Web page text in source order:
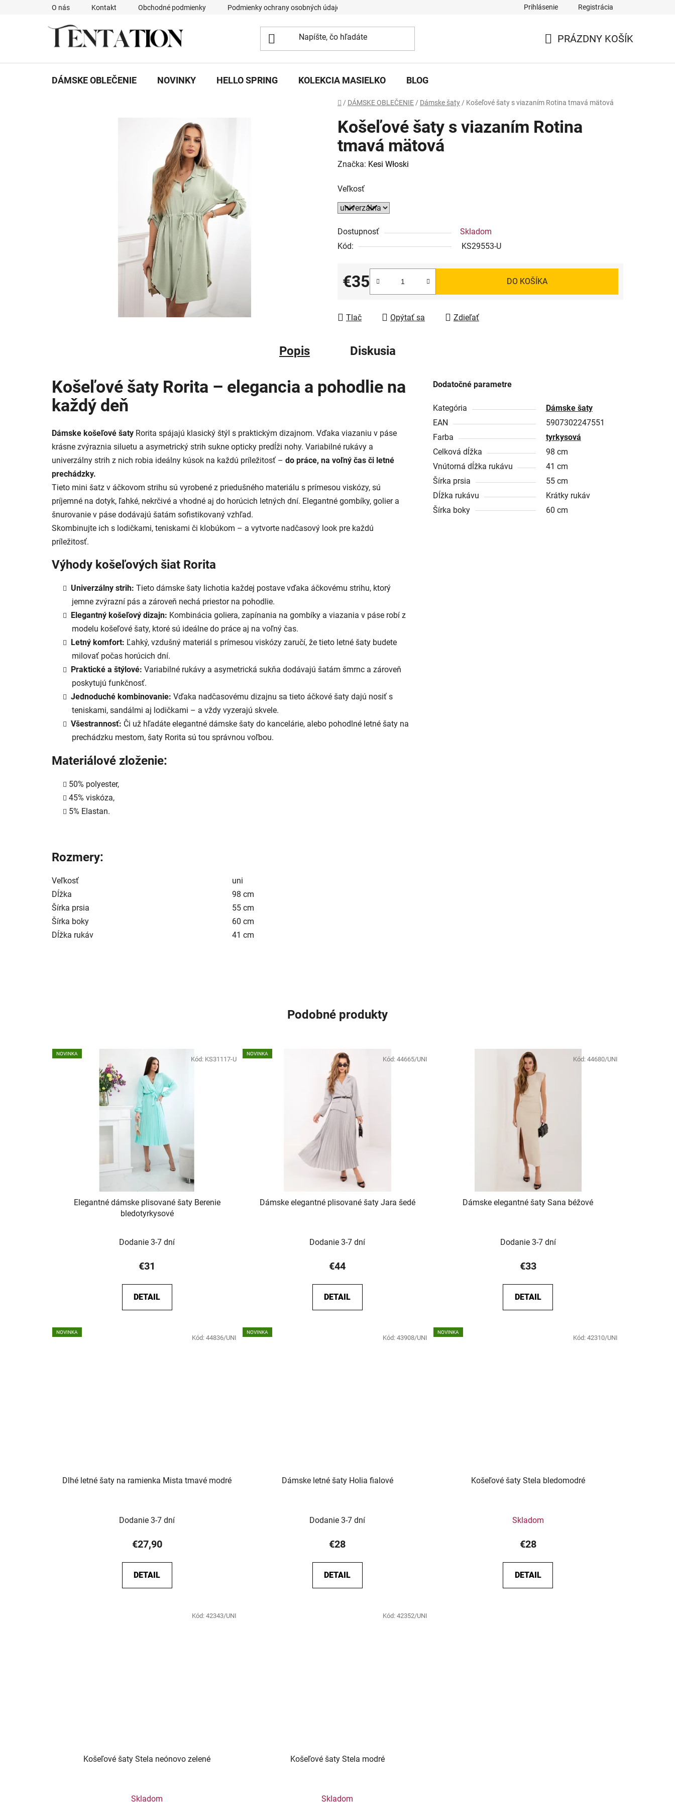
O nás Kontakt Obchodné podmienky Podmienky ochrany osobných údajov Prihlásenie Registrácia
PRÁZDNY KOŠÍK
DÁMSKE OBLEČENIE NOVINKY HELLO SPRING KOLEKCIA MASIELKO BLOG
Domov
/ DÁMSKE OBLEČENIE / Dámske šaty / Košeľové šaty s viazaním Rotina tmavá mätová
Košeľové šaty s viazaním Rotina
tmavá mätová
Značka: Kesi Włoski
Veľkosť
Dostupnosť
Skladom
Kód:
KS29553-U
€35
Jednotková cena:
DO KOŠÍKA
Tlač Opýtať sa Zdieľať
Popis Diskusia
Košeľové šaty Rorita – elegancia a pohodlie na
každý deň
Dámske košeľové šaty Rorita spájajú klasický štýl s praktickým dizajnom. Vďaka viazaniu v páse
krásne zvýraznia siluetu a asymetrický strih sukne opticky predĺži nohy. Variabilné rukávy a
univerzálny strih z nich robia ideálny kúsok na každú príležitosť – do práce, na voľný čas či letné
prechádzky.
Tieto mini šatz v áčkovom strihu sú vyrobené z priedušného materiálu s prímesou viskózy, sú
príjemné na dotyk, ľahké, nekrčivé a vhodné aj do horúcich letných dní. Elegantné gombíky, golier a
šnurovanie v páse dodávajú šatám sofistikovaný vzhľad.
Skombinujte ich s lodičkami, teniskami či klobúkom – a vytvorte nadčasový look pre každú
príležitosť.
Výhody košeľových šiat Rorita
Univerzálny strih: Tieto dámske šaty lichotia každej postave vďaka áčkovému strihu, ktorý
jemne zvýrazní pás a zároveň nechá priestor na pohodlie.
Elegantný košeľový dizajn: Kombinácia goliera, zapínania na gombíky a viazania v páse robí z
modelu košeľové šaty, ktoré sú ideálne do práce aj na voľný čas.
Letný komfort: Ľahký, vzdušný materiál s prímesou viskózy zaručí, že tieto letné šaty budete
milovať počas horúcich dní.
Praktické a štýlové: Variabilné rukávy a asymetrická sukňa dodávajú šatám šmrnc a zároveň
poskytujú funkčnosť.
Jednoduché kombinovanie: Vďaka nadčasovému dizajnu sa tieto áčkové šaty dajú nosiť s
teniskami, sandálmi aj lodičkami – a vždy vyzerajú skvele.
Všestrannosť: Či už hľadáte elegantné dámske šaty do kancelárie, alebo pohodlné letné šaty na
prechádzku mestom, šaty Rorita sú tou správnou voľbou.
Materiálové zloženie:
50% polyester,
45% viskóza,
5% Elastan.
Rozmery:
Veľkosť
uni
Dĺžka
98 cm
Šírka prsia
55 cm
Šírka boky
60 cm
Dĺžka rukáv
41 cm
Dodatočné parametre
Kategória
Dámske šaty
EAN
5907302247551
Farba
tyrkysová
Celková dĺžka
98 cm
Vnútorná dĺžka rukávu
41 cm
Šírka prsia
55 cm
Dĺžka rukávu
Krátky rukáv
Šírka boky
60 cm
Podobné produkty
NOVINKA
Elegantné dámske plisované šaty Berenie
bledotyrkysové
Dodanie 3-7 dní
€31
DETAIL
Kód: KS31117-U
NOVINKA
Dámske elegantné plisované šaty Jara šedé
Dodanie 3-7 dní
€44
DETAIL
Kód: 44665/UNI
Dámske elegantné šaty Sana béžové
Dodanie 3-7 dní
€33
DETAIL
Kód: 44680/UNI
NOVINKA
Dlhé letné šaty na ramienka Mista tmavé modré
Dodanie 3-7 dní
€27,90
DETAIL
Kód:44836/UNI
NOVINKA
Dámske letné šaty Holia fialové
Dodanie 3-7 dní
€28
DETAIL
Kód: 43908/UNI
NOVINKA
Košeľové šaty Stela bledomodré
Skladom
€28
DETAIL
Kód: 42310/UNI
Košeľové šaty Stela neónovo zelené
Skladom
Kód:42343/UNI
Košeľové šaty Stela modré
Skladom
Kód: 42352/UNI